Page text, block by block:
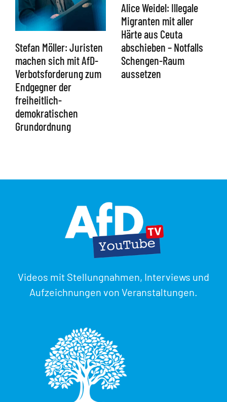
Stefan Möller: Juristen
machen sich mit AfD-
Verbotsforderung zum
Endgegner der
freiheitlich-
demokratischen
Grundordnung
Alice Weidel: Illegale
Migranten mit aller
Härte aus Ceuta
abschieben – Notfalls
Schengen-Raum
aussetzen
Videos mit Stellungnahmen, Interviews und
Aufzeichnungen von Veranstaltungen.